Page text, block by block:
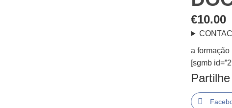
€10.00
a formação
[sgmb
Partilhe